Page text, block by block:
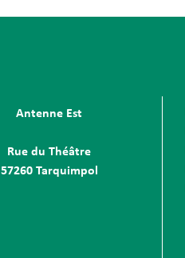
Antenne Est
Rue du Théâtre
57260 Tarquimpol